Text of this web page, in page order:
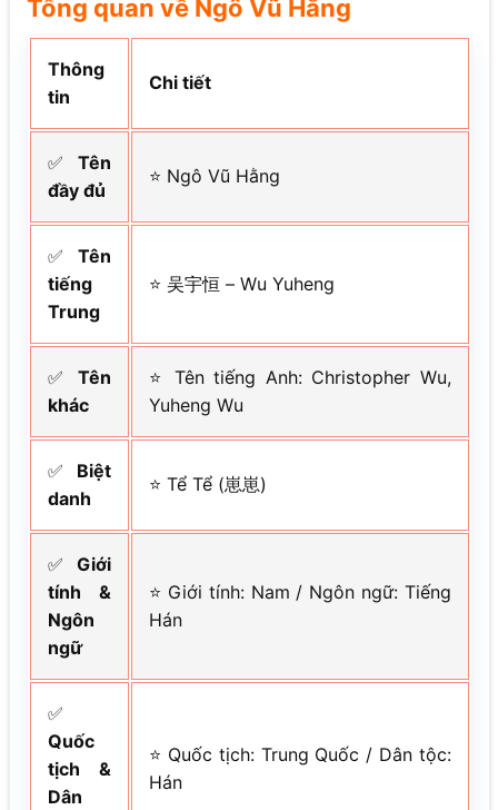
Tổng quan về Ngô Vũ Hằng
Thông
tin
Chi tiết
✅ Tên
đầy đủ
⭐ Ngô Vũ Hằng
✅ Tên
tiếng
Trung
⭐ 吴宇恒 – Wu Yuheng
✅ Tên
khác
⭐ Tên tiếng Anh: Christopher Wu,
Yuheng Wu
✅ Biệt
danh
⭐ Tể Tể (崽崽)
✅ Giới
tính &
Ngôn
ngữ
⭐ Giới tính: Nam / Ngôn ngữ: Tiếng
Hán
✅
Quốc
tịch &
Dân
⭐ Quốc tịch: Trung Quốc / Dân tộc:
Hán